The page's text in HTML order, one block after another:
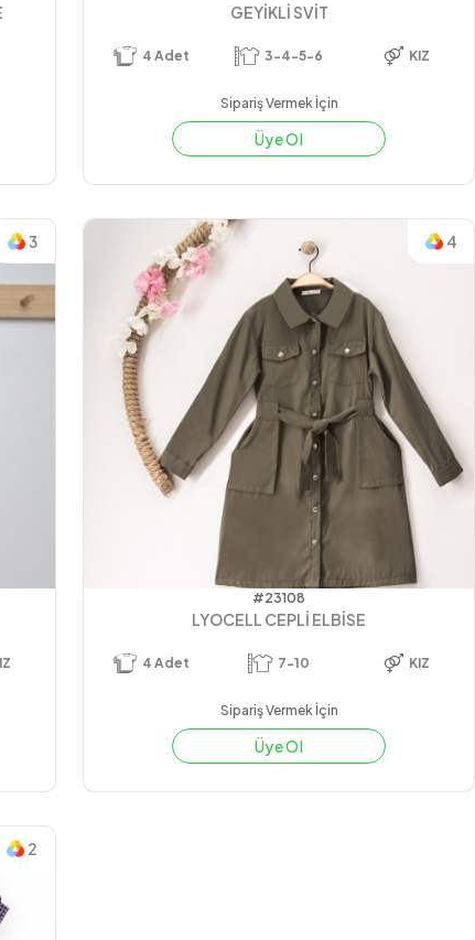
GEYİKLİ SVİT
4 Adet 3-4-5-6 KIZ
Sipariş Vermek İçin
Üye Ol
3 4
#23108
LYOCELL CEPLİ ELBİSE
4 Adet 7-10 KIZ
Sipariş Vermek İçin
Üye Ol
2